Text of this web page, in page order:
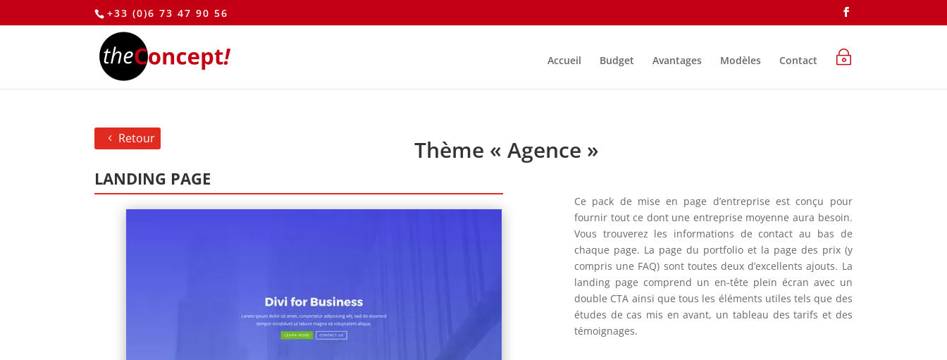
+33 (0)6 73 47 90 56
Accueil Budget Avantages Modèles Contact ~
Retour Thème « Agence »
LANDING PAGE
Ce pack de mise en page d’entreprise est conçu pour
fournir tout ce dont une entreprise moyenne aura besoin.
Vous trouverez les informations de contact au bas de
chaque page. La page du portfolio et la page des prix (y
compris une FAQ) sont toutes deux d’excellents ajouts. La
landing page comprend un en-tête plein écran avec un
double CTA ainsi que tous les éléments utiles tels que des
études de cas mis en avant, un tableau des tarifs et des
témoignages.